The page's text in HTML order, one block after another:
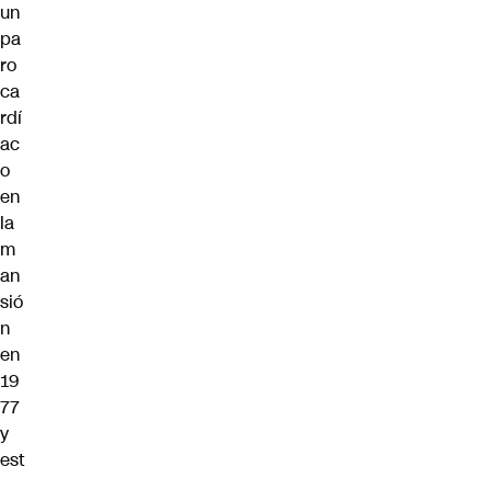
un
pa
ro
ca
rdí
ac
o
en
la
m
an
sió
n
en
19
77
y
est